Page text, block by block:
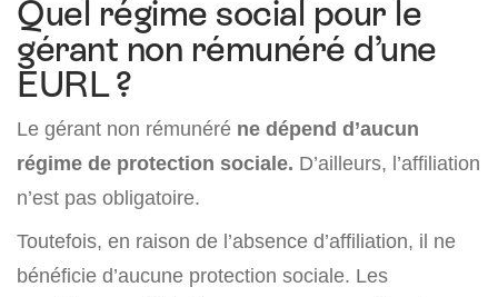
Quel régime social pour le
gérant non rémunéré d’une
EURL ?
Le gérant non rémunéré ne dépend d’aucun
régime de protection sociale. D’ailleurs, l’affiliation
n’est pas obligatoire.
Toutefois, en raison de l’absence d’affiliation, il ne
bénéficie d’aucune protection sociale. Les